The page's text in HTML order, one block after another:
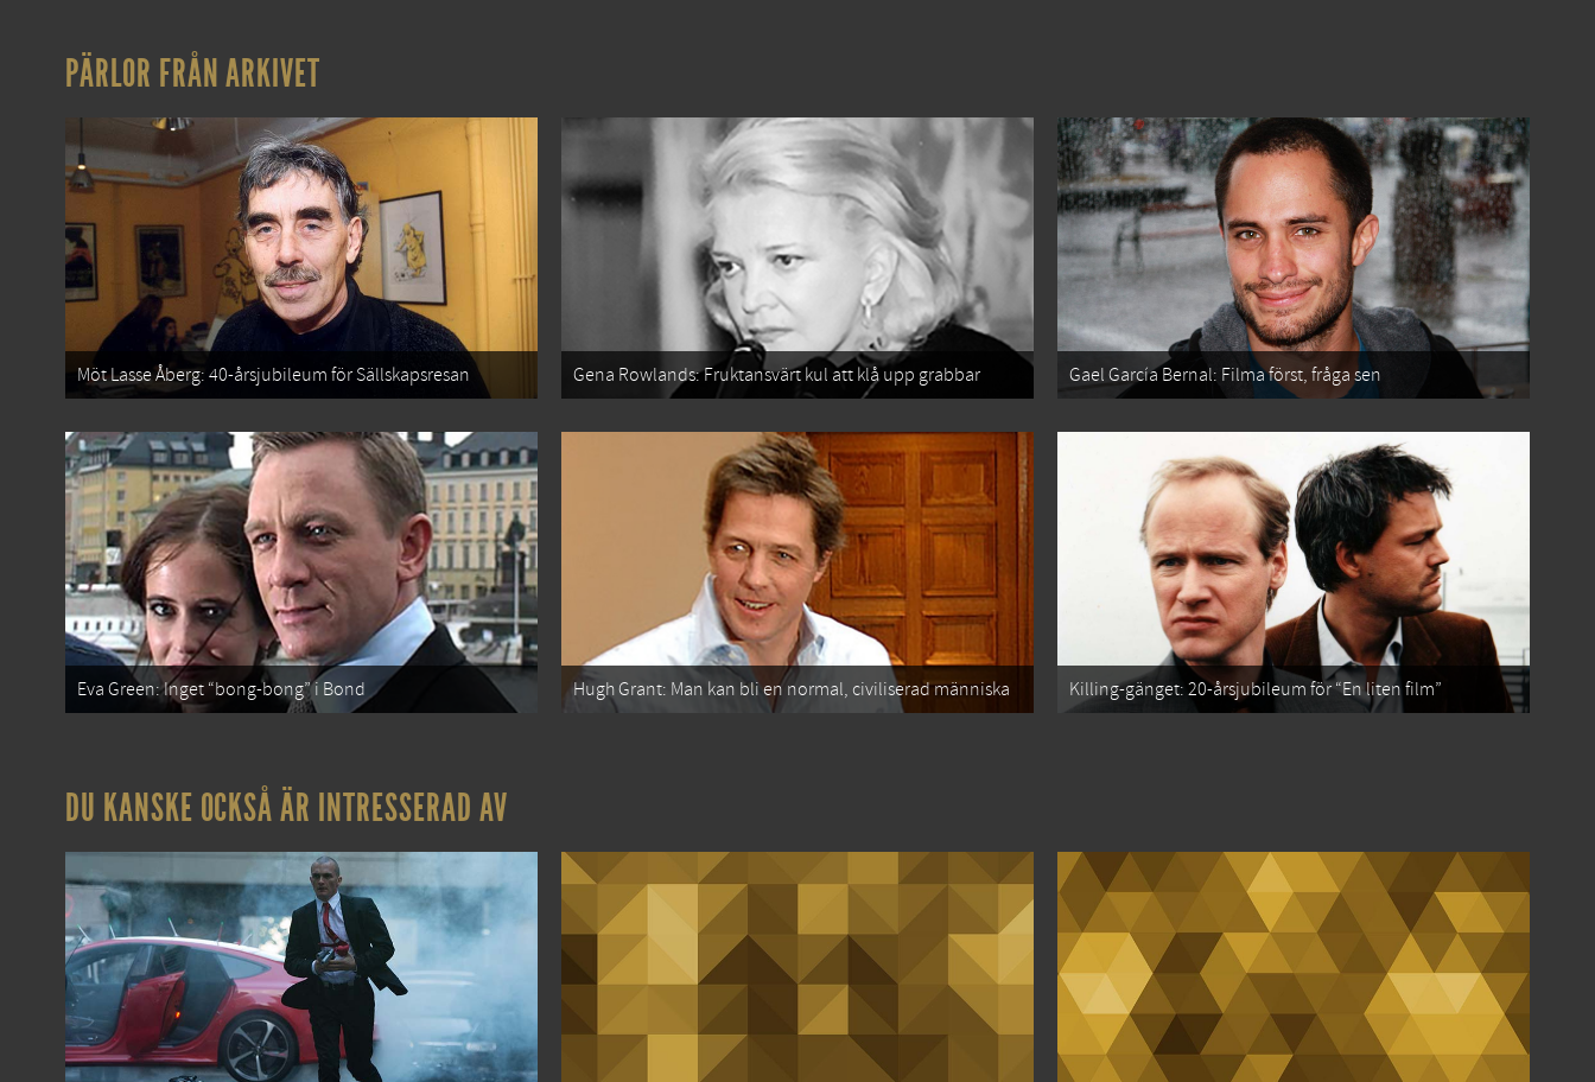
PÄRLOR FRÅN ARKIVET
Möt Lasse Åberg: 40-årsjubileum för Sällskapsresan Gena Rowlands: Fruktansvärt kul att klå upp grabbar Gael García Bernal: Filma först, fråga sen
Eva Green: Inget “bong-bong” i Bond Hugh Grant: Man kan bli en normal, civiliserad människa Killing-gänget: 20-årsjubileum för “En liten film”
DU KANSKE OCKSÅ ÄR INTRESSERAD AV